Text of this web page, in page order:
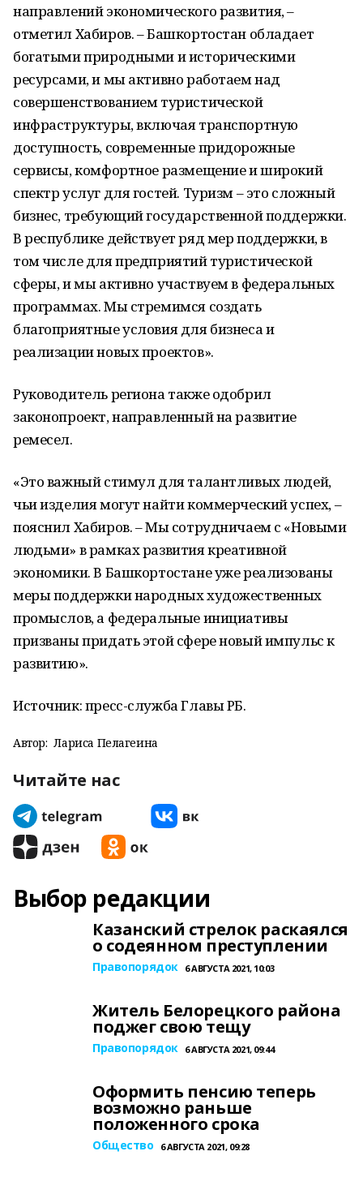
направлений экономического развития, –
отметил Хабиров. – Башкортостан обладает
богатыми природными и историческими
ресурсами, и мы активно работаем над
совершенствованием туристической
инфраструктуры, включая транспортную
доступность, современные придорожные
сервисы, комфортное размещение и широкий
спектр услуг для гостей. Туризм – это сложный
бизнес, требующий государственной поддержки.
В республике действует ряд мер поддержки, в
том числе для предприятий туристической
сферы, и мы активно участвуем в федеральных
программах. Мы стремимся создать
благоприятные условия для бизнеса и
реализации новых проектов».
Руководитель региона также одобрил
законопроект, направленный на развитие
ремесел.
«Это важный стимул для талантливых людей,
чьи изделия могут найти коммерческий успех, –
пояснил Хабиров. – Мы сотрудничаем с «Новыми
людьми» в рамках развития креативной
экономики. В Башкортостане уже реализованы
меры поддержки народных художественных
промыслов, а федеральные инициативы
призваны придать этой сфере новый импульс к
развитию».
Источник: пресс-служба Главы РБ.
Автор: Лариса Пелагеина
Читайте нас
Выбор редакции
Казанский стрелок раскаялся
о содеянном преступлении
Правопорядок 6 АВГУСТА 2021, 10:03
Житель Белорецкого района
поджег свою тещу
Правопорядок 6 АВГУСТА 2021, 09:44
Оформить пенсию теперь
возможно раньше
положенного срока
Общество 6 АВГУСТА 2021, 09:28